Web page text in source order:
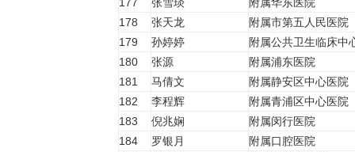
178
张天龙
附属市第五人民医院
179
孙婷婷
附属公共卫生临床中
180
张源
附属浦东医院
181
马倩文
附属静安区中心医院
182
李程辉
附属青浦区中心医院
183
倪兆娴
附属闵行医院
184
罗银月
附属口腔医院